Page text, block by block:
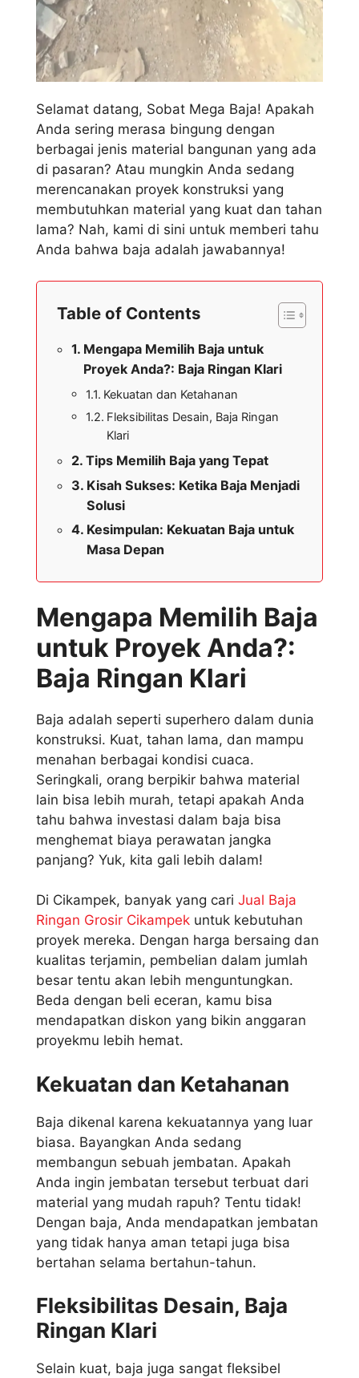
Selamat datang, Sobat Mega Baja! Apakah
Anda sering merasa bingung dengan
berbagai jenis material bangunan yang ada
di pasaran? Atau mungkin Anda sedang
merencanakan proyek konstruksi yang
membutuhkan material yang kuat dan tahan
lama? Nah, kami di sini untuk memberi tahu
Anda bahwa baja adalah jawabannya!
Table of Contents
Mengapa Memilih Baja untuk
Proyek Anda?: Baja Ringan Klari
Kekuatan dan Ketahanan
Fleksibilitas Desain, Baja Ringan
Klari
Tips Memilih Baja yang Tepat
Kisah Sukses: Ketika Baja Menjadi
Solusi
Kesimpulan: Kekuatan Baja untuk
Masa Depan
Mengapa Memilih Baja
untuk Proyek Anda?:
Baja Ringan Klari
Baja adalah seperti superhero dalam dunia
konstruksi. Kuat, tahan lama, dan mampu
menahan berbagai kondisi cuaca.
Seringkali, orang berpikir bahwa material
lain bisa lebih murah, tetapi apakah Anda
tahu bahwa investasi dalam baja bisa
menghemat biaya perawatan jangka
panjang? Yuk, kita gali lebih dalam!
Di Cikampek, banyak yang cari Jual Baja
Ringan Grosir Cikampek untuk kebutuhan
proyek mereka. Dengan harga bersaing dan
kualitas terjamin, pembelian dalam jumlah
besar tentu akan lebih menguntungkan.
Beda dengan beli eceran, kamu bisa
mendapatkan diskon yang bikin anggaran
proyekmu lebih hemat.
Kekuatan dan Ketahanan
Baja dikenal karena kekuatannya yang luar
biasa. Bayangkan Anda sedang
membangun sebuah jembatan. Apakah
Anda ingin jembatan tersebut terbuat dari
material yang mudah rapuh? Tentu tidak!
Dengan baja, Anda mendapatkan jembatan
yang tidak hanya aman tetapi juga bisa
bertahan selama bertahun-tahun.
Fleksibilitas Desain, Baja
Ringan Klari
Selain kuat, baja juga sangat fleksibel